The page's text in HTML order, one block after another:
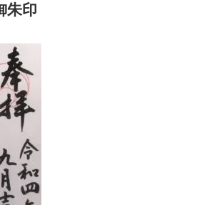
事が重なり、命は長らえ、伊豆に流刑と
乱で生き延びたことが、自分が「成すべ
かされている」と感じた始まりなのだと
アップされやすい頼朝ですが…
び、山で迷ったのちにもう一度 環来神社
そこで祈願をしたことを忘れず。
から神殿を寄与していることなどは、頼